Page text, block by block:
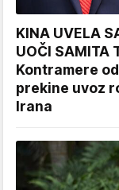
KINA UVELA
UOČI SAMITA
Kontramere
prekine uvoz
Irana